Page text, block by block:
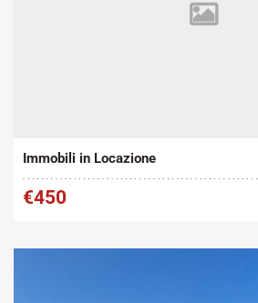
Immobili in Locazione
€450